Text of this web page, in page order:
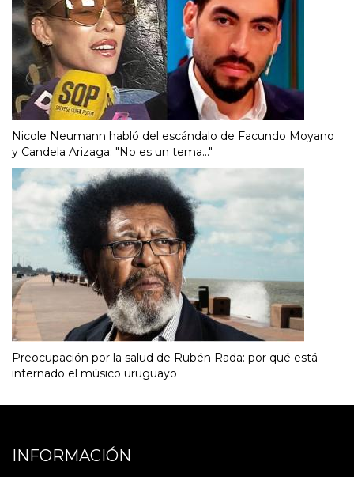
Nicole Neumann habló del escándalo de Facundo Moyano
y Candela Arizaga: "No es un tema..."
Preocupación por la salud de Rubén Rada: por qué está
internado el músico uruguayo
INFORMACIÓN